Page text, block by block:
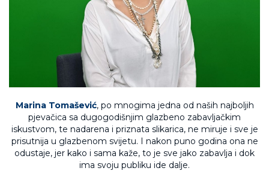
Marina Tomašević, po mnogima jedna od naših najboljih
pjevačica sa dugogodišnjim glazbeno zabavljačkim
iskustvom, te nadarena i priznata slikarica, ne miruje i sve je
prisutnija u glazbenom svijetu. I nakon puno godina ona ne
odustaje, jer kako i sama kaže, to je sve jako zabavlja i dok
ima svoju publiku ide dalje.